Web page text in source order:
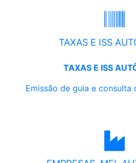
TAXAS E ISS
TAXAS E ISS
Emissão de guia e consulta